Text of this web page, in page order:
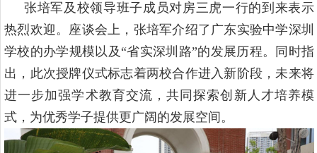
张培军及校领导班子成员对房三虎一行的到来表示
热烈欢迎。座谈会上，张培军介绍了广东实验中学深圳
学校的办学规模以及 “省实深圳路”的发展历程。同时指
出，此次授牌仪式标志着两校合作进入新阶段，未来将
进一步加强学术教育交流，共同探索创新人才培养模
式，为优秀学子提供更广阔的发展空间。